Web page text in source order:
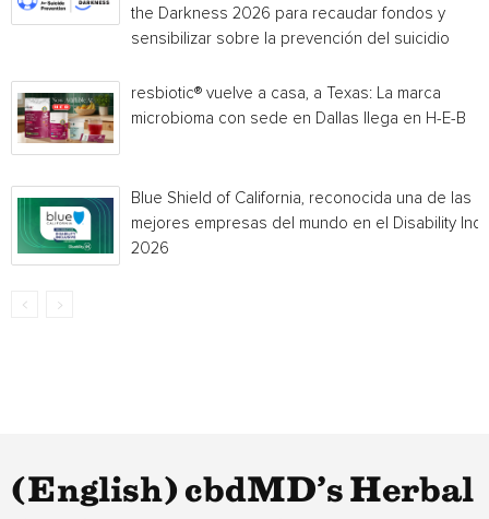
the Darkness 2026 para recaudar fondos y
sensibilizar sobre la prevención del suicidio
resbiotic® vuelve a casa, a Texas: La marca
microbioma con sede en Dallas llega en H-E-B
Blue Shield of California, reconocida una de las
mejores empresas del mundo en el Disability
2026
(English) cbdMD’s Herbal